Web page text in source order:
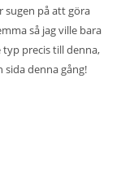
sugen på att göra
så jag ville bara
precis till denna,
denna gång!